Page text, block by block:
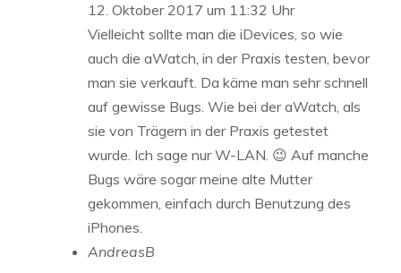
12. Oktober 2017 um 11:32 Uhr
Vielleicht sollte man die iDevices, so wie
auch die aWatch, in der Praxis testen, bevor
man sie verkauft. Da käme man sehr schnell
auf gewisse Bugs. Wie bei der aWatch, als
sie von Trägern in der Praxis getestet
wurde. Ich sage nur W-LAN. 😉 Auf manche
Bugs wäre sogar meine alte Mutter
gekommen, einfach durch Benutzung des
iPhones.
AndreasB